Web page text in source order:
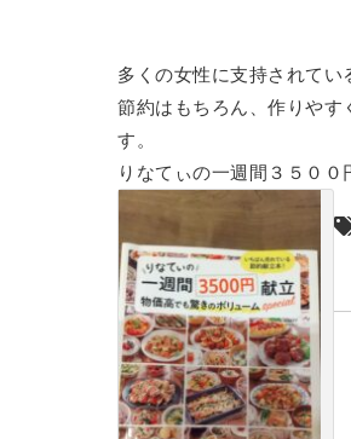
多くの女性に支持されてい
節約はもちろん、作りやす
す。
りなてぃの一週間３５０